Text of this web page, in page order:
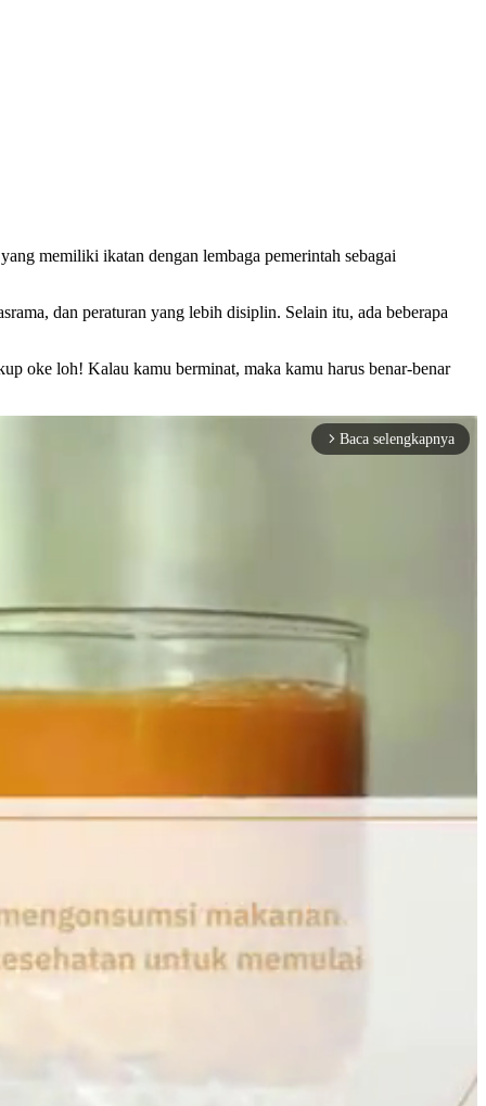
memiliki ikatan dengan lembaga pemerintah sebagai
dan peraturan yang lebih disiplin. Selain itu, ada beberapa
oke loh! Kalau kamu berminat, maka kamu harus benar-benar
arrow_forward_ios Baca selengkapnya